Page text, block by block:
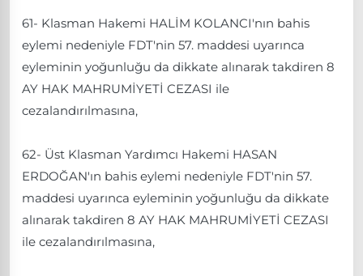
61- Klasman Hakemi HALİM KOLANCI'nın bahis
eylemi nedeniyle FDT'nin 57. maddesi uyarınca
eyleminin yoğunluğu da dikkate alınarak takdiren 8
AY HAK MAHRUMİYETİ CEZASI ile
cezalandırılmasına,
62- Üst Klasman Yardımcı Hakemi HASAN
ERDOĞAN'ın bahis eylemi nedeniyle FDT'nin 57.
maddesi uyarınca eyleminin yoğunluğu da dikkate
alınarak takdiren 8 AY HAK MAHRUMİYETİ CEZASI
ile cezalandırılmasına,